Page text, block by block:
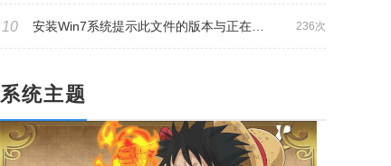
236次
10 安装Win7系统提示此文件的版本与正在运行的windows版本不兼容怎么办
系统主题